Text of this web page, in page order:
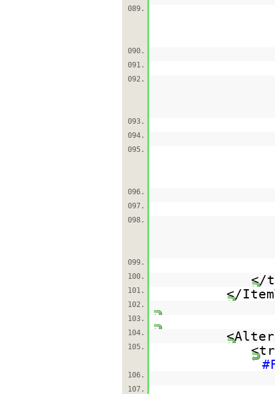
089.
090.
091.
092.
093.
094.
095.
096.
097.
098.
099.
100.
</
101. </
102.
103.
104.
105.
106.
107.